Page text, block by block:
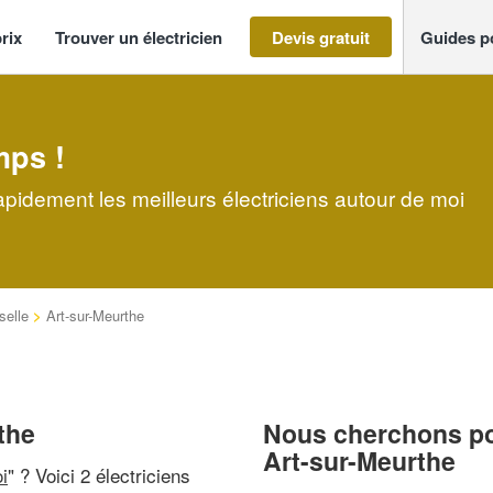
Trouver un électricien Devis gratuit Guides
!
les meilleurs électriciens autour de moi
> Art-sur-Meurthe
" ? Voici 2 électriciens
Nous cherchons
Art-sur-Meurthe